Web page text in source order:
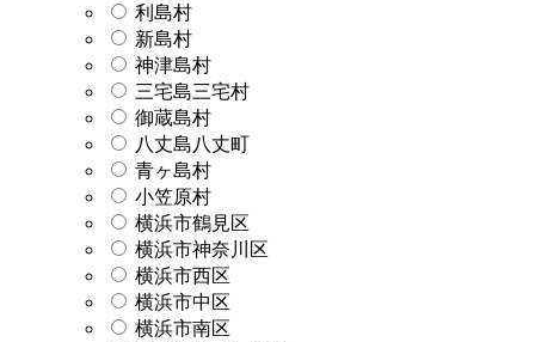
利島村
新島村
神津島村
三宅島三宅村
御蔵島村
八丈島八丈町
青ヶ島村
小笠原村
横浜市鶴見区
横浜市神奈川区
横浜市西区
横浜市中区
横浜市南区